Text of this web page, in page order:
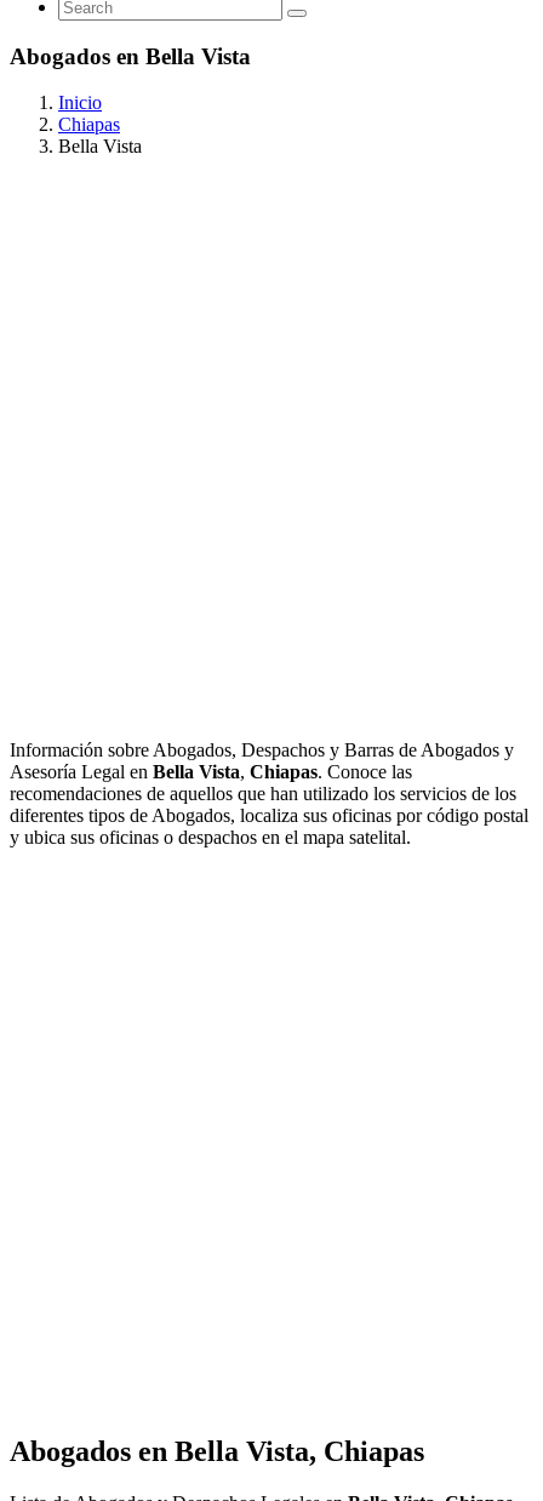
Abogados en Bella Vista
Inicio
Chiapas
Bella Vista
Información sobre Abogados, Despachos y Barras de Abogados y
Asesoría Legal en Bella Vista, Chiapas. Conoce las
recomendaciones de aquellos que han utilizado los servicios de los
diferentes tipos de Abogados, localiza sus oficinas por código postal
y ubica sus oficinas o despachos en el mapa satelital.
Abogados en Bella Vista, Chiapas